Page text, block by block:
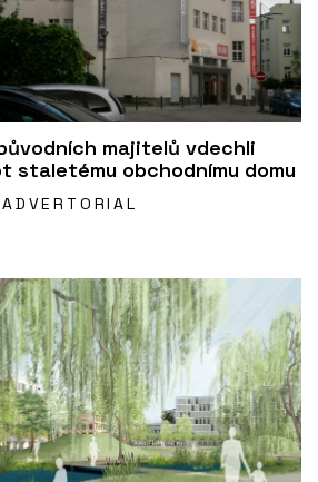
majitelů vdechli
staletému obchodnímu domu
ADVERTORIAL